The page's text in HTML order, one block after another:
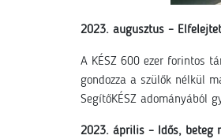
2023. augusztus –
A KÉSZ 600 ezer forintos
gondozza a szülők nélkül
SegítőKÉSZ adományából
2023. április – Idős, beteg